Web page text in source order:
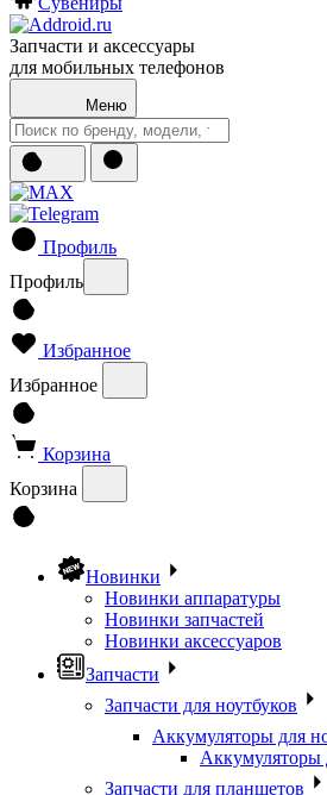
Запчасти и аксессуары
для мобильных телефонов
Меню
Профиль
Профиль
Избранное
Избранное
Корзина
Корзина
Новинки
Новинки аппаратуры
Новинки запчастей
Новинки аксессуаров
Запчасти
Запчасти для ноутбуков
Аккумуляторы для
Аккумуляторы
Запчасти для планшетов